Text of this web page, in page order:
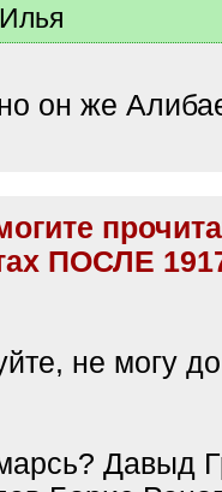
он же
ПОСЛЕ
не могу
Давыд